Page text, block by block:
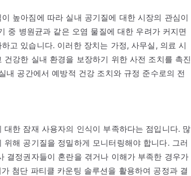
높아짐에 따라 실내 공기질에 대한 시장의 관심이
중 병원균과 같은 오염 물질에 대한 우려가 커지면
고 있습니다. 이러한 장치는 가정, 사무실, 의료 시
강한 실내 환경을 보장하기 위한 사전 조치를 촉진
내 공간에서 예방적 건강 조치와 규정 준수로의 전
한 잠재 사용자의 인식이 부족하다는 점입니다. 많
해 공기질을 정밀하게 모니터링해야 합니다. 그러
결정권자들이 혼란을 겪거나 이해가 부족한 경우가
첨단 파티클 카운팅 솔루션을 활용하여 공정과 결